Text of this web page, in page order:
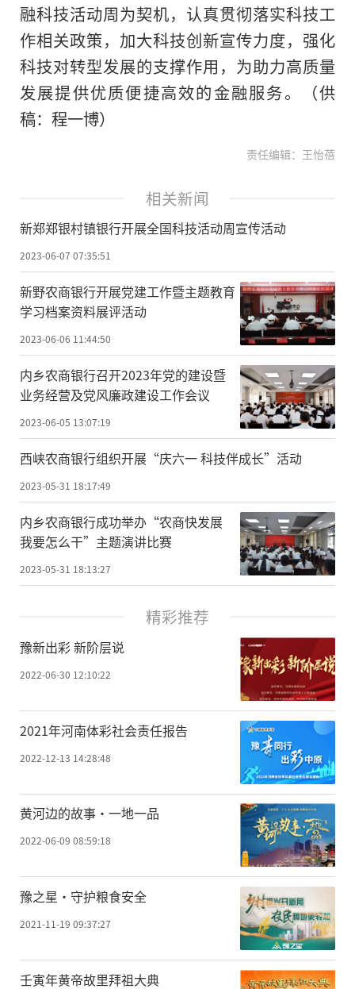
融科技活动周为契机，认真贯彻落实科技工
作相关政策，加大科技创新宣传力度，强化
科技对转型发展的支撑作用，为助力高质量
发展提供优质便捷高效的金融服务。（供
稿：程一博）
责任编辑：王怡蓓
相关新闻
新郑郑银村镇银行开展全国科技活动周宣传活动
2023-06-07 07:35:51
新野农商银行开展党建工作暨主题教育
学习档案资料展评活动
2023-06-06 11:44:50
内乡农商银行召开2023年党的建设暨
业务经营及党风廉政建设工作会议
2023-06-05 13:07:19
西峡农商银行组织开展“庆六一 科技伴成长”活动
2023-05-31 18:17:49
内乡农商银行成功举办“农商快发展
我要怎么干”主题演讲比赛
2023-05-31 18:13:27
精彩推荐
豫新出彩 新阶层说
2022-06-30 12:10:22
2021年河南体彩社会责任报告
2022-12-13 14:28:48
黄河边的故事·一地一品
2022-06-09 08:59:18
豫之星·守护粮食安全
2021-11-19 09:37:27
壬寅年黄帝故里拜祖大典